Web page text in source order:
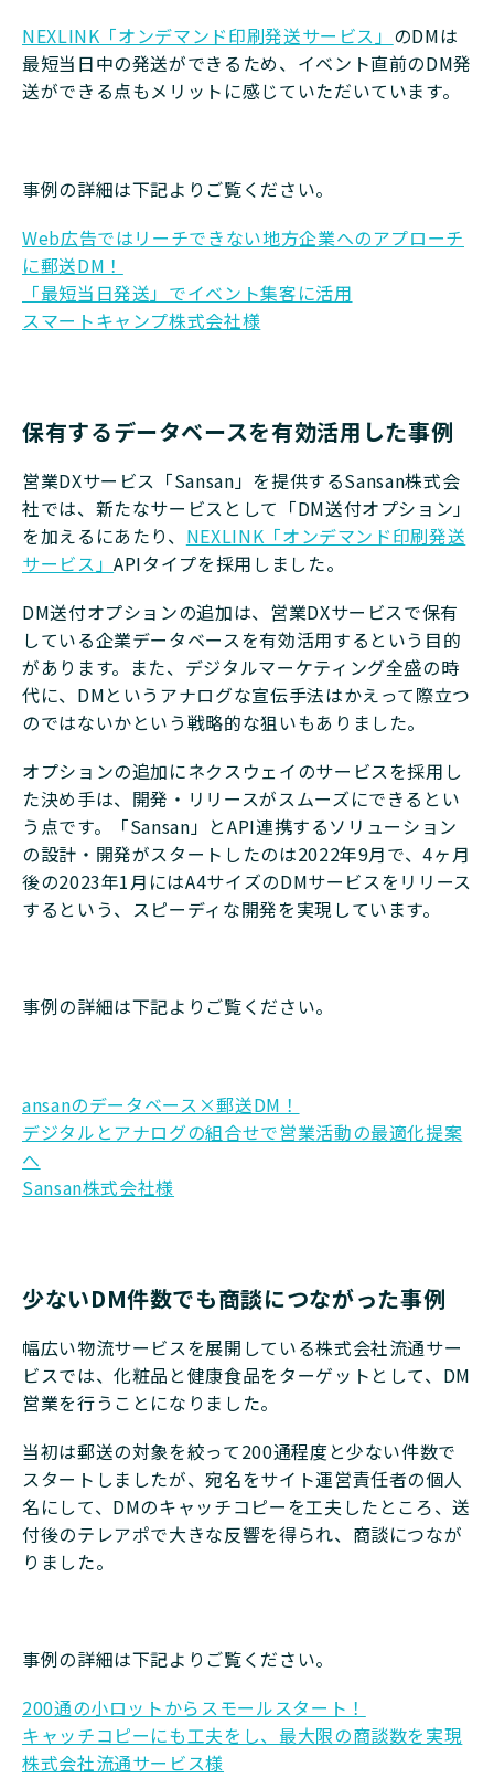
NEXLINK「オンデマンド印刷発送サービス」 のDMは
最短当日中の発送ができるため、イベント直前のDM発
送ができる点もメリットに感じていただいています。
事例の詳細は下記よりご覧ください。
Web広告ではリーチできない地方企業へのアプローチ
に郵送DM！
「最短当日発送」でイベント集客に活用
スマートキャンプ株式会社様
保有するデータベースを有効活用した事例
営業DXサービス「Sansan」を提供するSansan株式会
社では、新たなサービスとして「DM送付オプション」
を加えるにあたり、 NEXLINK「オンデマンド印刷発送
サービス」APIタイプを採用しました。
DM送付オプションの追加は、営業DXサービスで保有
している企業データベースを有効活用するという目的
があります。また、デジタルマーケティング全盛の時
代に、DMというアナログな宣伝手法はかえって際立つ
のではないかという戦略的な狙いもありました。
オプションの追加にネクスウェイのサービスを採用し
た決め手は、開発・リリースがスムーズにできるとい
う点です。「Sansan」とAPI連携するソリューション
の設計・開発がスタートしたのは2022年9月で、4ヶ月
後の2023年1月にはA4サイズのDMサービスをリリース
するという、スピーディな開発を実現しています。
事例の詳細は下記よりご覧ください。
ansanのデータベース×郵送DM！
デジタルとアナログの組合せで営業活動の最適化提案
へ
Sansan株式会社様
少ないDM件数でも商談につながった事例
幅広い物流サービスを展開している株式会社流通サー
ビスでは、化粧品と健康食品をターゲットとして、DM
営業を行うことになりました。
当初は郵送の対象を絞って200通程度と少ない件数で
スタートしましたが、宛名をサイト運営責任者の個人
名にして、DMのキャッチコピーを工夫したところ、送
付後のテレアポで大きな反響を得られ、商談につなが
りました。
事例の詳細は下記よりご覧ください。
200通の小ロットからスモールスタート！
キャッチコピーにも工夫をし、最大限の商談数を実現
株式会社流通サービス様